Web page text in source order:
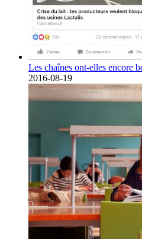
Les chaînes ont-elles encore
2016-08-19